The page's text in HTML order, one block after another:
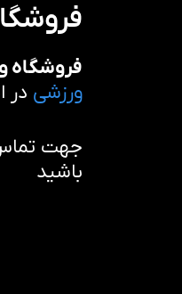
فروشگاه
ورزشی در
جهت تماس
باشید